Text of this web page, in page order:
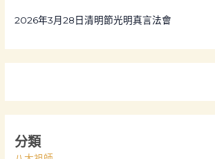
2026年3月28日清明節光明真言法會
分類